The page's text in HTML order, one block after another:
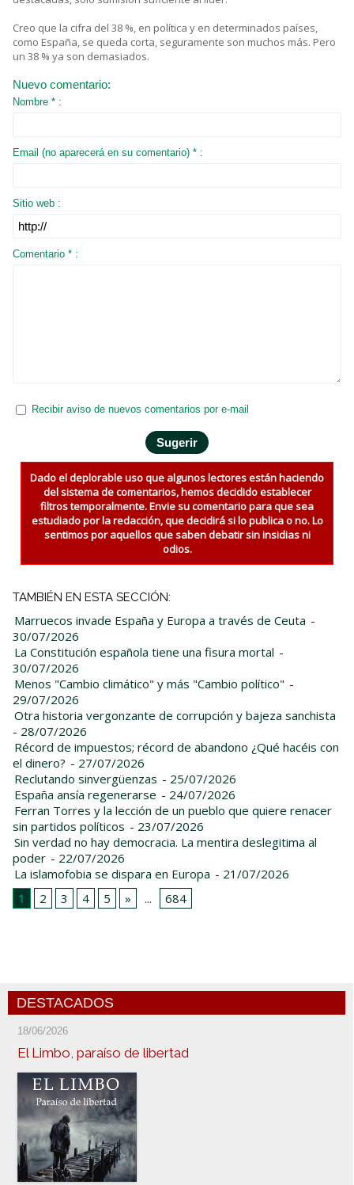
Creo que la cifra del 38 %, en política y en determinados países,
como España, se queda corta, seguramente son muchos más. Pero
un 38 % ya son demasiados.
Nuevo comentario:
Nombre * :
Email (no aparecerá en su comentario) * :
Sitio web :
Comentario * :
Recibir aviso de nuevos comentarios por e-mail
Dado el deplorable uso que algunos lectores están haciendo
del sistema de comentarios, hemos decidido establecer
filtros temporalmente. Envie su comentario para que sea
estudiado por la redacción, que decidirá si lo publica o no. Lo
sentimos por aquellos que saben debatir sin insidias ni
odios.
TAMBIÉN EN ESTA SECCIÓN:
Marruecos invade España y Europa a través de Ceuta -
30/07/2026
La Constitución española tiene una fisura mortal -
30/07/2026
Menos "Cambio climático" y más "Cambio político" -
29/07/2026
Otra historia vergonzante de corrupción y bajeza sanchista
- 28/07/2026
Récord de impuestos; récord de abandono ¿Qué hacéis con
el dinero? - 27/07/2026
Reclutando sinvergüenzas - 25/07/2026
España ansía regenerarse - 24/07/2026
Ferran Torres y la lección de un pueblo que quiere renacer
sin partidos políticos - 23/07/2026
Sin verdad no hay democracia. La mentira deslegitima al
poder - 22/07/2026
La islamofobia se dispara en Europa - 21/07/2026
1
2 3 4 5 » ... 684
DESTACADOS
18/06/2026
El Limbo, paraíso de libertad